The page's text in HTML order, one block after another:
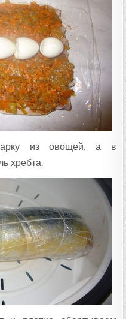
из овощей, а в
хребта.